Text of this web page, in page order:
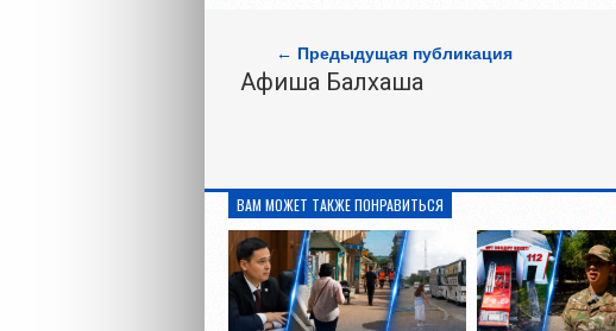
← Предыдущая публикация
Афиша Балхаша
ВАМ МОЖЕТ ТАКЖЕ ПОНРАВИТЬСЯ